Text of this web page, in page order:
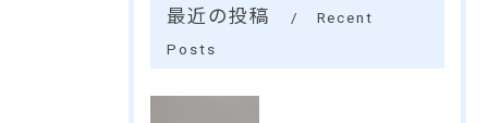
最近の投稿
Recent
Posts